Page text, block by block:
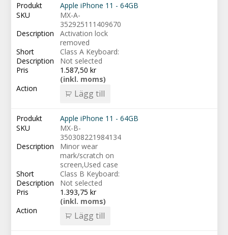
Apple iPhone 11 - 64GB
MX-A-
352925111409670
Activation lock
removed
Class A Keyboard:
Not selected
1.587,50 kr
(inkl. moms)
Lägg till
Apple iPhone 11 - 64GB
MX-B-
350308221984134
Minor wear
mark/scratch on
screen,Used case
Class B Keyboard:
Not selected
1.393,75 kr
(inkl. moms)
Lägg till